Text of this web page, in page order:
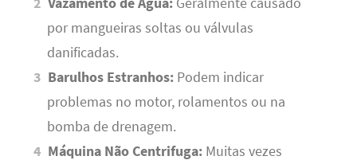
por mangueiras soltas ou válvulas
danificadas.
Barulhos Estranhos: Podem indicar
problemas no motor, rolamentos ou na
bomba de drenagem.
Máquina Não Centrifuga: Muitas vezes